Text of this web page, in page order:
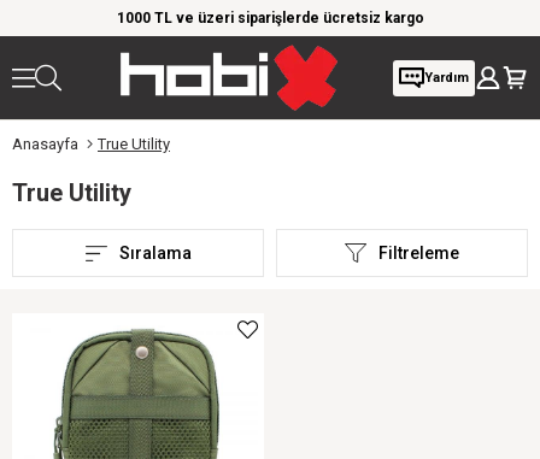
1000 TL ve üzeri siparişlerde ücretsiz kargo
Yardım
Anasayfa True Utility
True Utility
Filtreleme
Sıralama